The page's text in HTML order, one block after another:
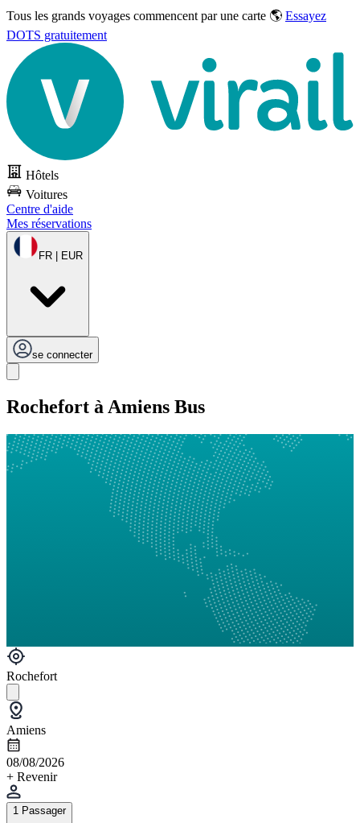
Tous les grands voyages commencent par une carte 🌎 Essayez
DOTS gratuitement
Hôtels
Voitures
Centre d'aide
Mes réservations
FR | EUR
se connecter
Rochefort à Amiens Bus
Rochefort
Amiens
08/08/2026
+ Revenir
1 Passager